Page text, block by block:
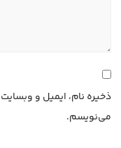
ذخیره نام، ایمیل و
می‌نویسم.